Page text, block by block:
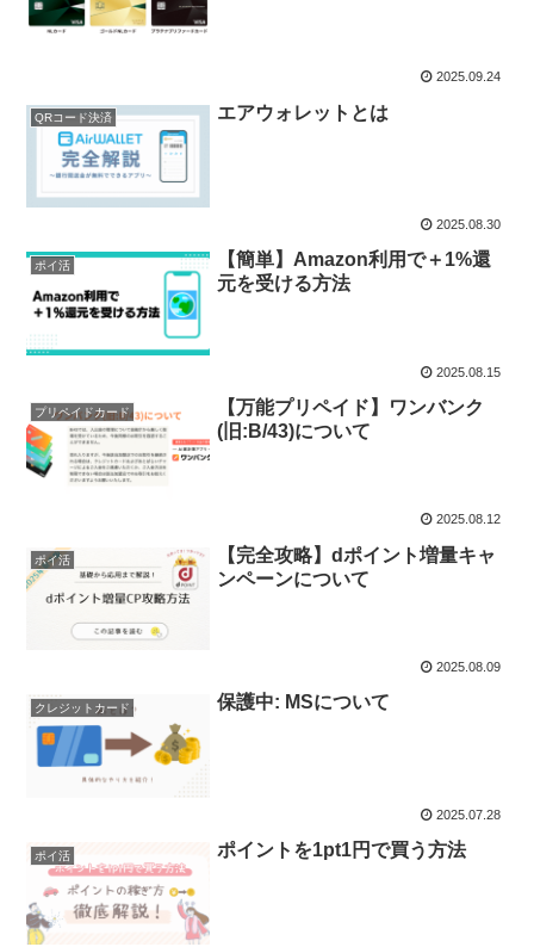
2025.09.24
QRコード決済 エアウォレットとは
2025.08.30
ポイ活
【簡単】Amazon利用で＋1%還
元を受ける方法
2025.08.15
プリペイドカード
【万能プリペイド】ワンバンク
(旧:B/43)について
2025.08.12
ポイ活
【完全攻略】dポイント増量キャ
ンペーンについて
2025.08.09
クレジットカード 保護中: MSについて
2025.07.28
ポイ活 ポイントを1pt1円で買う方法